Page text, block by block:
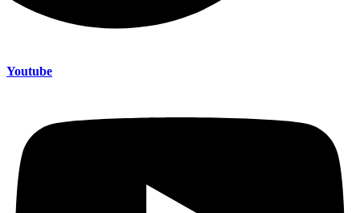
Youtube